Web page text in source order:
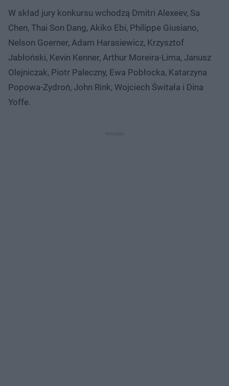
W skład jury konkursu wchodzą Dmitri Alexeev, Sa
Chen, Thai Son Dang, Akiko Ebi, Philippe Giusiano,
Nelson Goerner, Adam Harasiewicz, Krzysztof
Jabłoński, Kevin Kenner, Arthur Moreira-Lima, Janusz
Olejniczak, Piotr Paleczny, Ewa Pobłocka, Katarzyna
Popowa-Zydroń, John Rink, Wojciech Świtała i Dina
Yoffe.